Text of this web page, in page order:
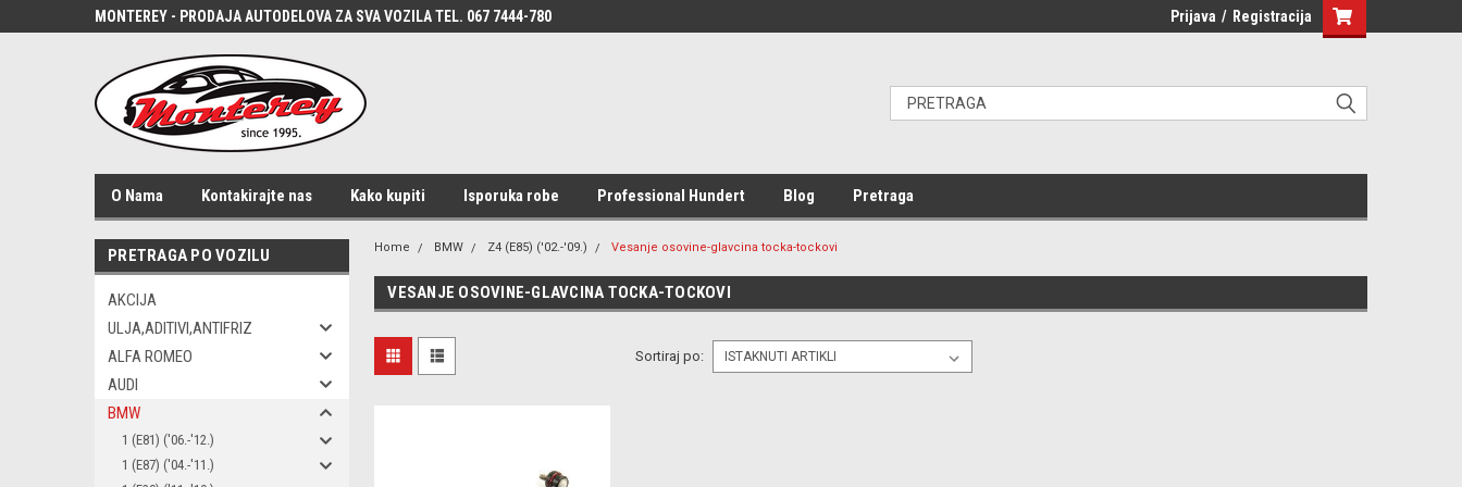
MONTEREY - PRODAJA AUTODELOVA ZA SVA VOZILA TEL. 067 7444-780 Prijava / Registracija
O Nama Kontakirajte nas Kako kupiti Isporuka robe Professional Hundert Blog Pretraga
PRETRAGA PO VOZILU
AKCIJA
ULJA,ADITIVI,ANTIFRIZ
ALFA ROMEO
AUDI
BMW
1 (E81) ('06.-'12.)
1 (E87) ('04.-'11.)
Home BMW Z4 (E85) ('02.-'09.) Vesanje osovine-glavcina tocka-tockovi
VESANJE OSOVINE-GLAVCINA TOCKA-TOCKOVI
Sortiraj po: